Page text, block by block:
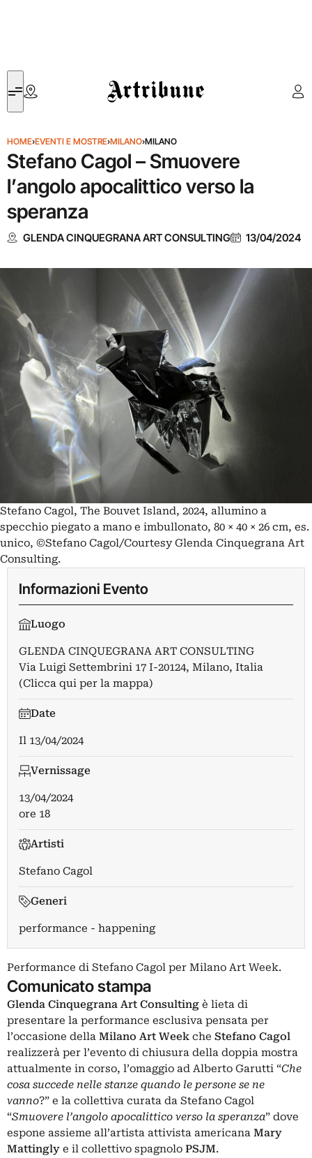
Artribune
HOME›EVENTI E MOSTRE›MILANO›MILANO
Stefano Cagol – Smuovere
l’angolo apocalittico verso la
speranza
GLENDA CINQUEGRANA ART CONSULTING 13/04/2024
Stefano Cagol, The Bouvet Island, 2024, allumino a
specchio piegato a mano e imbullonato, 80 × 40 × 26 cm, es.
unico, ©Stefano Cagol/Courtesy Glenda Cinquegrana Art
Consulting.
Informazioni Evento
Luogo
GLENDA CINQUEGRANA ART CONSULTING
Via Luigi Settembrini 17 I-20124, Milano, Italia
(Clicca qui per la mappa)
Date
Il 13/04/2024
Vernissage
13/04/2024
ore 18
Artisti
Stefano Cagol
Generi
performance - happening
Performance di Stefano Cagol per Milano Art Week.
Comunicato stampa
Glenda Cinquegrana Art Consulting è lieta di
presentare la performance esclusiva pensata per
l’occasione della Milano Art Week che Stefano Cagol
realizzerà per l’evento di chiusura della doppia mostra
attualmente in corso, l’omaggio ad Alberto Garutti “Che
cosa succede nelle stanze quando le persone se ne
vanno?” e la collettiva curata da Stefano Cagol
“Smuovere l’angolo apocalittico verso la speranza” dove
espone assieme all’artista attivista americana Mary
Mattingly e il collettivo spagnolo PSJM.